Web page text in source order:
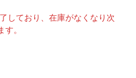
しており、在庫がなくなり次
。